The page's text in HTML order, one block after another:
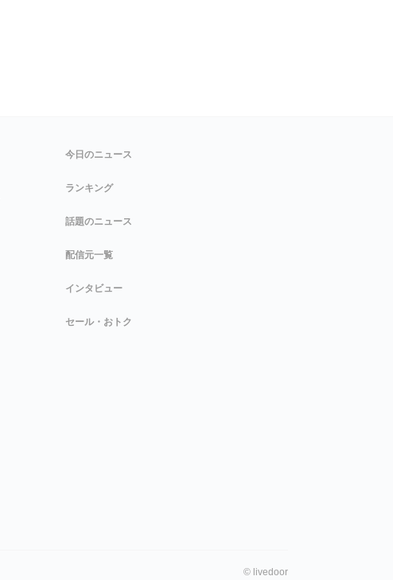
今日のニュース
ランキング
話題のニュース
配信元一覧
インタビュー
セール・おトク
© livedoor